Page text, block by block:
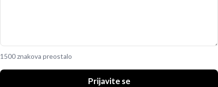
1500 znakova preostalo
Prijavite se